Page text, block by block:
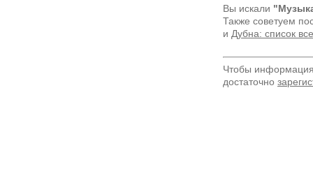
Вы искали
Также советуем
и Дубна: список
Чтобы
достаточно